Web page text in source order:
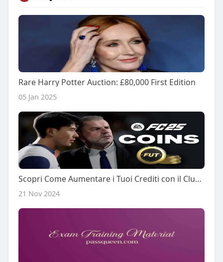
Rare Harry Potter Auction: £80,000 First Edition
05 Jan 2025
Scopri Come Aumentare i Tuoi Crediti con il Club FC25 e Sfrutta al Massimo i Vantaggi di FC25 Crediti
21 Nov 2024